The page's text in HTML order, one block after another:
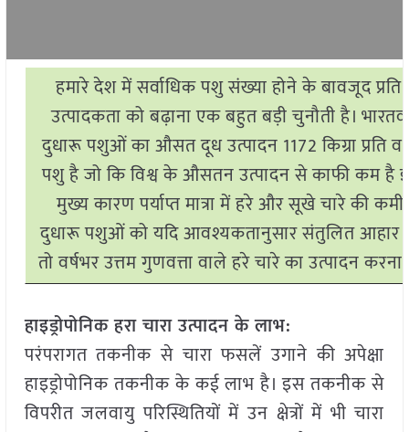
हमारे देश में सर्वाधिक पशु संख्या होने के बावजूद
उत्पादकता को बढ़ाना एक बहुत बड़ी चुनौती है।
दुधारू पशुओं का औसत दूध उत्पादन 1172 किग्रा प्रति वर्ष
पशु है जो कि विश्व के औसतन उत्पादन से काफी कम है
मुख्य कारण पर्याप्त मात्रा में हरे और सूखे चारे की
दुधारू पशुओं को यदि आवश्यकतानुसार संतुलित आहार
तो वर्षभर उत्तम गुणवत्ता वाले हरे चारे का उत्पादन करना
हाइड्रोपोनिक हरा चारा उत्पादन के लाभ:
परंपरागत तकनीक से चारा फसलें उगाने की अपेक्षा
हाइड्रोपोनिक तकनीक के कई लाभ है। इस तकनीक से
विपरीत जलवायु परिस्थितियों में उन क्षेत्रों में भी चारा